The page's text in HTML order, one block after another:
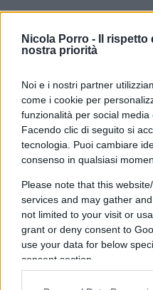
Nicola Porro -
Il
nostra priorità
Noi e i nostri partner
come i cookie per
funzionalità per social media
Facendo clic di seguito si
tecnologia. Puoi cambiare
consenso in qualsiasi
Please note that this
services and may gather
not limited to your visit or
grant or deny consent to
use your data for below
consent section.
Un liberale dovrebbe
tentazione di
quando il bersaglio è
garanzie non esistono
innocenti: esistono
potere dello Stato
limiti nei confronti di
antico, che precede
moderno. Lo Stato
polizia, della